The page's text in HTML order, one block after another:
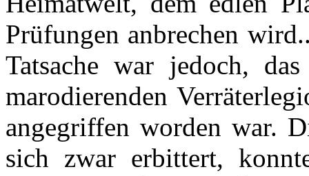
Prüfungen anbrechen
Tatsache war jedoch,
marodierenden
angegriffen worden war.
sich zwar erbittert,